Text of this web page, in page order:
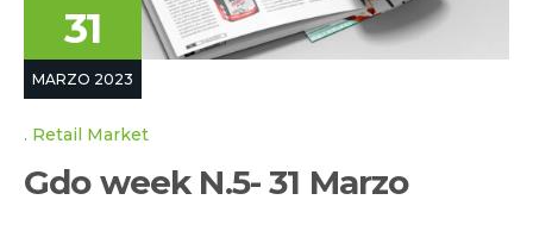
31
MARZO 2023
Retail Market
Gdo week N.5- 31 Marzo